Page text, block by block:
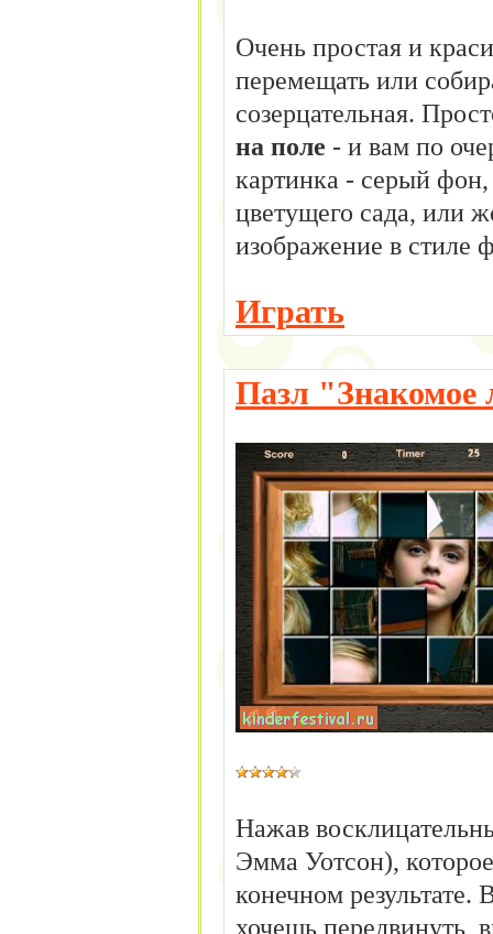
Очень простая и
перемещать или
созерцательная.
на поле - и вам по
картинка - серый
цветущего сада, или
изображение в стиле
Играть
Пазл "Знакомое
Нажав
Эмма Уотсон),
конечном
хочешь передвинуть,